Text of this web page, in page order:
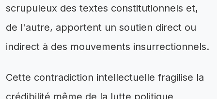
scrupuleux des textes constitutionnels et,
de l'autre, apportent un soutien direct ou
indirect à des mouvements insurrectionnels.
Cette contradiction intellectuelle fragilise la
crédibilité même de la lutte politique